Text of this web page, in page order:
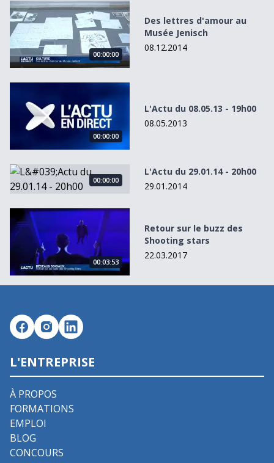
Des lettres d&#039;amour au Musée Jenisch
00:00:00
Des lettres d'amour au
Musée Jenisch
08.12.2014
L&#039;Actu du 08.05.13 - 19h00
00:00:00
L'Actu du 08.05.13 - 19h00
08.05.2013
L&#039;Actu du 29.01.14 - 20h00
00:00:00
L'Actu du 29.01.14 - 20h00
29.01.2014
Retour sur le buzz des Shooting stars
00:03:53
Retour sur le buzz des
Shooting stars
22.03.2017
L'ENTREPRISE
À PROPOS
FORMATIONS
EMPLOI
BLOG
CONCOURS